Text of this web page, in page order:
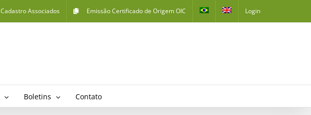
Cadastro Associados Emissão Certificado de Origem OIC Login
Boletins Contato